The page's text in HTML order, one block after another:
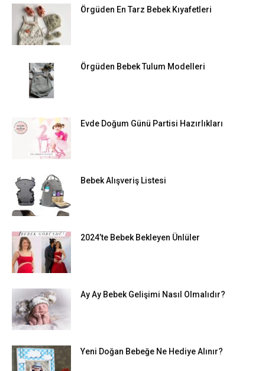
Örgüden En Tarz Bebek Kıyafetleri
Örgüden Bebek Tulum Modelleri
Evde Doğum Günü Partisi Hazırlıkları
Bebek Alışveriş Listesi
2024’te Bebek Bekleyen Ünlüler
Ay Ay Bebek Gelişimi Nasıl Olmalıdır?
Yeni Doğan Bebeğe Ne Hediye Alınır?